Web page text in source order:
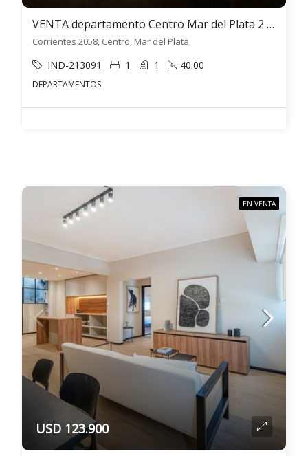
VENTA departamento Centro Mar del Plata 2 ambientes
Corrientes 2058, Centro, Mar del Plata
IND-213091 1 1 40.00
DEPARTAMENTOS
EN VENTA
USD 123.900